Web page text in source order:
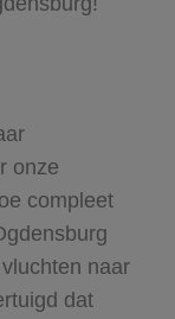
onze
compleet
naar
dat